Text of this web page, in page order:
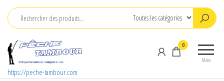
Aller
https://peche-tambour.com
Menu
0